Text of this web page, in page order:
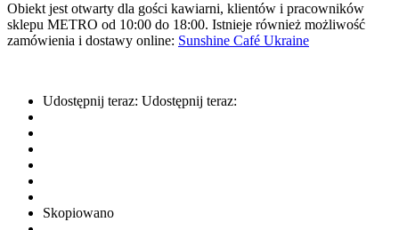
Obiekt jest otwarty dla gości kawiarni, klientów i pracowników
sklepu METRO od 10:00 do 18:00. Istnieje również możliwość
zamówienia i dostawy online: Sunshine Café Ukraine
Udostępnij teraz: Udostępnij teraz:
Skopiowano